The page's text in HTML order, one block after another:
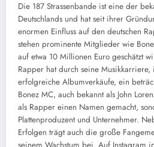
Die 187 Strassenbande ist eine der
Deutschlands und hat seit ihrer
enormen Einfluss auf den deutschen
stehen prominente Mitglieder wie
auf etwa 10 Millionen Euro geschätzt
Rapper hat durch seine Musikkarriere,
erfolgreiche Albumverkäufe, ein
Bonez MC, auch bekannt als John
als Rapper einen Namen gemacht,
Plattenproduzent und Unternehmer.
Erfolgen trägt auch die große